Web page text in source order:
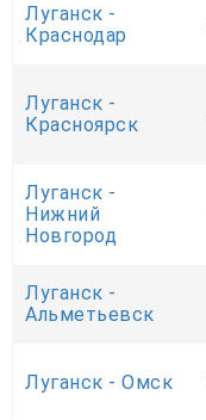
Луганск -
Краснодар
Луганск -
Красноярск
Луганск -
Нижний
Новгород
Луганск -
Альметьевск
Луганск - Омск